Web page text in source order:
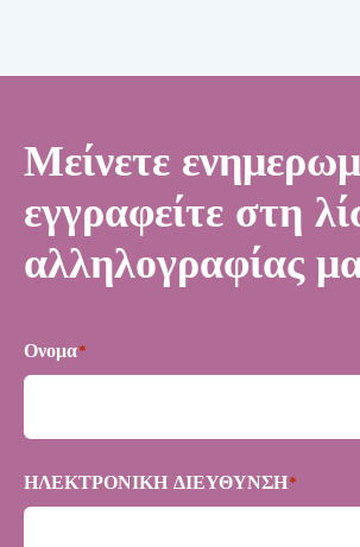
Μείνετε
εγγραφείτε στη
αλληλογραφίας
Ονομα*
ΗΛΕΚΤΡΟΝΙΚΗ ΔΙΕΥΘΥΝΣΗ*